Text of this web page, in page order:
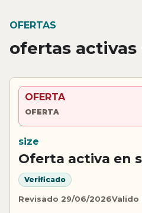
OFERTAS
ofertas activas
OFERTA
OFERTA
size
Oferta activa en
Verificado
Revisado 29/06/2026Valido